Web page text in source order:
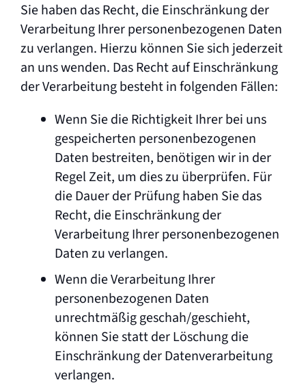
Sie haben das Recht, die Einschränkung der
Verarbeitung Ihrer personenbezogenen Daten
zu verlangen. Hierzu können Sie sich jederzeit
an uns wenden. Das Recht auf Einschränkung
der Verarbeitung besteht in folgenden Fällen:
Wenn Sie die Richtigkeit Ihrer bei uns
gespeicherten personenbezogenen
Daten bestreiten, benötigen wir in der
Regel Zeit, um dies zu überprüfen. Für
die Dauer der Prüfung haben Sie das
Recht, die Einschränkung der
Verarbeitung Ihrer personenbezogenen
Daten zu verlangen.
Wenn die Verarbeitung Ihrer
personenbezogenen Daten
unrechtmäßig geschah/geschieht,
können Sie statt der Löschung die
Einschränkung der Datenverarbeitung
verlangen.